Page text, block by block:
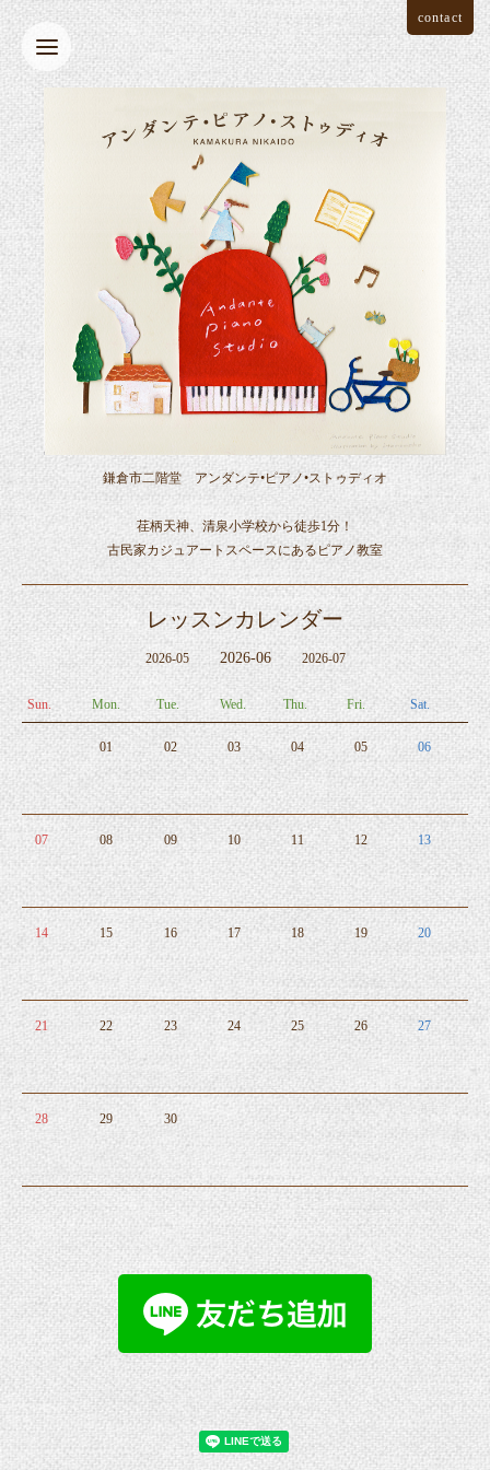
鎌倉市二階堂 アンダンテ•ピアノ•ストゥディオ
荏柄天神、清泉小学校から徒歩1分！
古民家カジュアートスペースにあるピアノ教室
contact
レッスンカレンダー
2026-05 2026-06 2026-07
Sun. Mon. Tue. Wed. Thu. Fri. Sat.
01 02 03 04 05 06
07 08 09 10 11 12 13
14 15 16 17 18 19 20
21 22 23 24 25 26 27
28 29 30